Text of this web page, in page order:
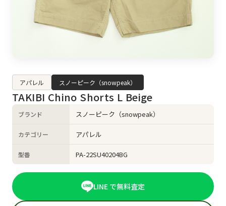
アパレル スノーピーク（snowpeak）
TAKIBI Chino Shorts L Beige
ブランド スノーピーク（snowpeak）
カテゴリー アパレル
型番 PA-22SU40204BG
LINE で無料査定